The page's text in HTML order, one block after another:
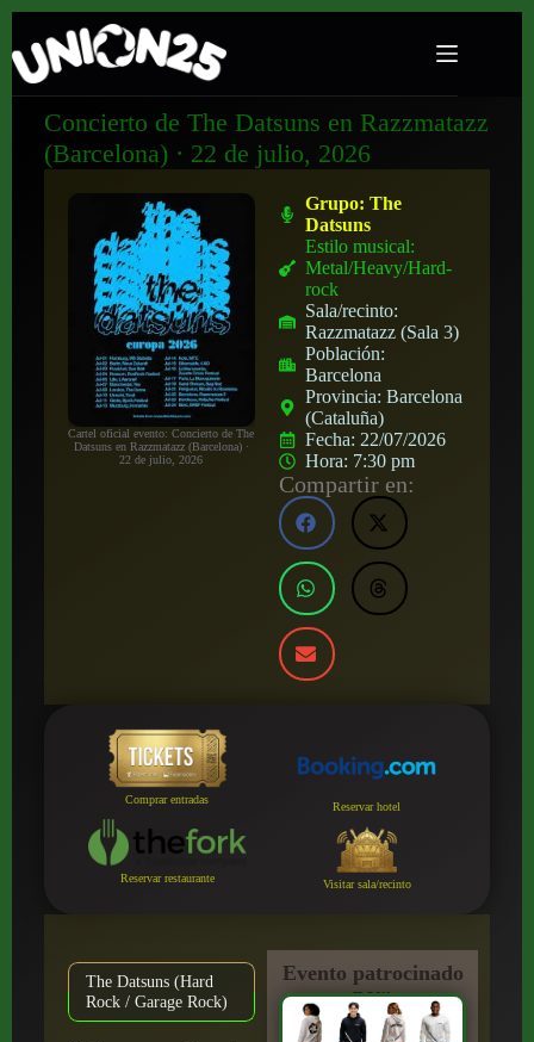
Concierto de The Datsuns en Razzmatazz
(Barcelona) · 22 de julio, 2026
Cartel oficial evento: Concierto de The
Datsuns en Razzmatazz (Barcelona) ·
22 de julio, 2026
Grupo:The
Datsuns
Estilo musical:
Metal/Heavy/Hard-
rock
Sala/recinto:
Razzmatazz (Sala 3)
Población:
Barcelona
Provincia:Barcelona
(Cataluña)
Fecha: 22/07/2026
Hora: 7:30 pm
Compartir en:
Comprar entradas
Reservar hotel
Reservar restaurante Visitar sala/recinto
The Datsuns (Hard
Rock / Garage Rock)
Evento patrocinado
por: